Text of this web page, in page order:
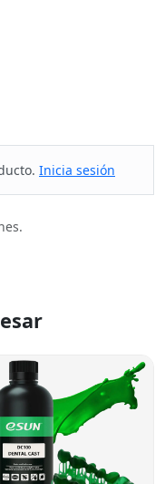
Inicia sesión